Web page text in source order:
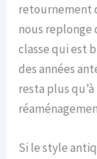
retournement
nous replonge
classe qui est
des années
resta plus qu’à
Si le style